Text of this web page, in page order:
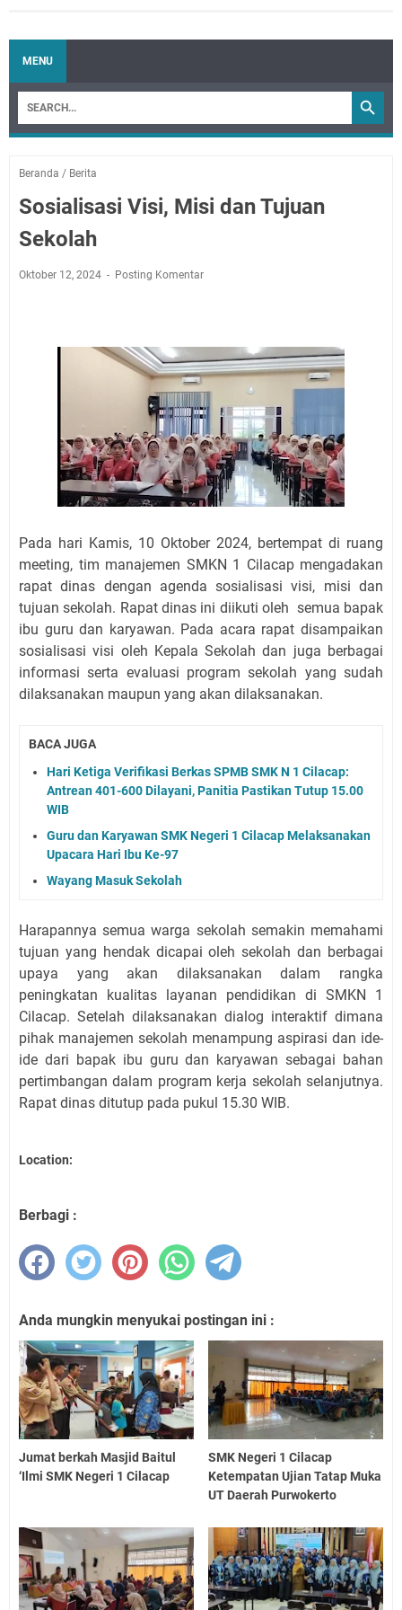
MENU
Beranda / Berita
Sosialisasi Visi, Misi dan Tujuan
Sekolah
Oktober 12, 2024 Posting Komentar
Pada hari Kamis, 10 Oktober 2024, bertempat di ruang
meeting, tim manajemen SMKN 1 Cilacap mengadakan
rapat dinas dengan agenda sosialisasi visi, misi dan
tujuan sekolah. Rapat dinas ini diikuti oleh semua bapak
ibu guru dan karyawan. Pada acara rapat disampaikan
sosialisasi visi oleh Kepala Sekolah dan juga berbagai
informasi serta evaluasi program sekolah yang sudah
dilaksanakan maupun yang akan dilaksanakan.
BACA JUGA
Hari Ketiga Verifikasi Berkas SPMB SMK N 1 Cilacap:
Antrean 401-600 Dilayani, Panitia Pastikan Tutup 15.00
WIB
Guru dan Karyawan SMK Negeri 1 Cilacap Melaksanakan
Upacara Hari Ibu Ke-97
Wayang Masuk Sekolah
Harapannya semua warga sekolah semakin memahami
tujuan yang hendak dicapai oleh sekolah dan berbagai
upaya yang akan dilaksanakan dalam rangka
peningkatan kualitas layanan pendidikan di SMKN 1
Cilacap. Setelah dilaksanakan dialog interaktif dimana
pihak manajemen sekolah menampung aspirasi dan ide-
ide dari bapak ibu guru dan karyawan sebagai bahan
pertimbangan dalam program kerja sekolah selanjutnya.
Rapat dinas ditutup pada pukul 15.30 WIB.
Location:
Berbagi :
Anda mungkin menyukai postingan ini :
Jumat berkah Masjid Baitul
‘Ilmi SMK Negeri 1 Cilacap
SMK Negeri 1 Cilacap
Ketempatan Ujian Tatap Muka
UT Daerah Purwokerto